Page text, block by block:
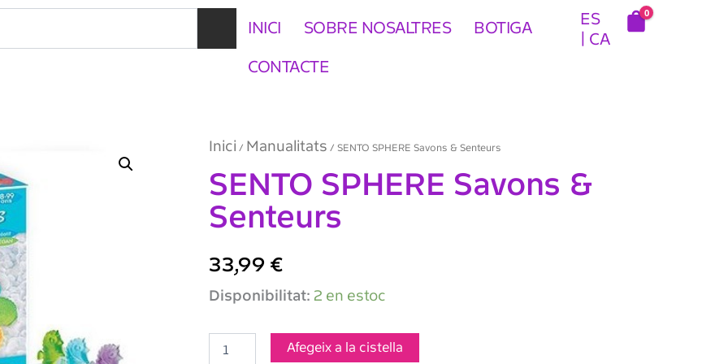
INICI SOBRE NOSALTRES
BOTIGA
CONTACTE
ES
CA
0
Inici / Manualitats / SENTO SPHERE Savons & Senteurs
SENTO SPHERE Savons &
Senteurs
33,99 €
Disponibilitat: 2 en estoc
quantitat
Savons
Afegeix a la cistella